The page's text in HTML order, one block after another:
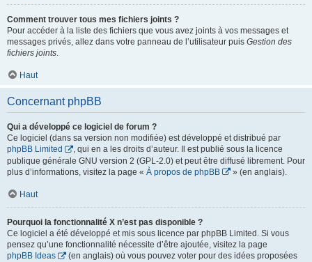
Comment trouver tous mes fichiers joints ?
Pour accéder à la liste des fichiers que vous avez joints à vos messages et
messages privés, allez dans votre panneau de l’utilisateur puis Gestion des
fichiers joints.
Haut
Concernant phpBB
Qui a développé ce logiciel de forum ?
Ce logiciel (dans sa version non modifiée) est développé et distribué par
phpBB Limited
, qui en a les droits d’auteur. Il est publié sous la licence
publique générale GNU version 2 (GPL-2.0) et peut être diffusé librement. Pour
plus d’informations, visitez la page « À propos de phpBB » (en anglais).
Haut
Pourquoi la fonctionnalité X n’est pas disponible ?
Ce logiciel a été développé et mis sous licence par phpBB Limited. Si vous
pensez qu’une fonctionnalité nécessite d’être ajoutée, visitez la page
phpBB Ideas
(en anglais) où vous pouvez voter pour des idées proposées